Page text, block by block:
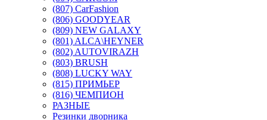
(807) CarFashion
(806) GOODYEAR
(809) NEW GALAXY
(801) ALCA\HEYNER
(802) AUTOVIRAZH
(803) BRUSH
(808) LUCKY WAY
(815) ПРИМЬЕР
(816) ЧЕМПИОН
РАЗНЫЕ
Резинки дворника